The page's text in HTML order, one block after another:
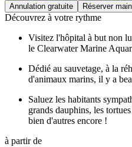
Annulation gratuite Réserver
Découvrez à votre rythme
Visitez l'hôpital à but non
le Clearwater Marine
Dédié au sauvetage, à la
d'animaux marins, il y a
Saluez les habitants
grands dauphins, les
bien d'autres encore !
à partir de